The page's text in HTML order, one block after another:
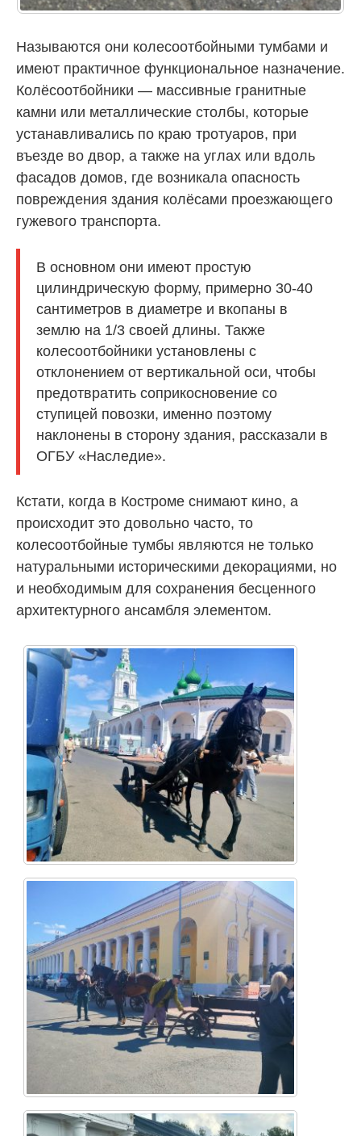
Называются они колесоотбойными тумбами и
имеют практичное функциональное назначение.
Колёсоотбойники — массивные гранитные
камни или металлические столбы, которые
устанавливались по краю тротуаров, при
въезде во двор, а также на углах или вдоль
фасадов домов, где возникала опасность
повреждения здания колёсами проезжающего
гужевого транспорта.
В основном они имеют простую
цилиндрическую форму, примерно 30-40
сантиметров в диаметре и вкопаны в
землю на 1/3 своей длины. Также
колесоотбойники установлены с
отклонением от вертикальной оси, чтобы
предотвратить соприкосновение со
ступицей повозки, именно поэтому
наклонены в сторону здания, рассказали в
ОГБУ «Наследие».
Кстати, когда в Костроме снимают кино, а
происходит это довольно часто, то
колесоотбойные тумбы являются не только
натуральными историческими декорациями, но
и необходимым для сохранения бесценного
архитектурного ансамбля элементом.